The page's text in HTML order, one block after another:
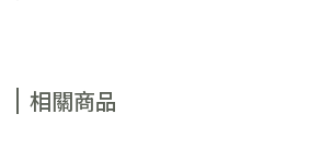
相關商品